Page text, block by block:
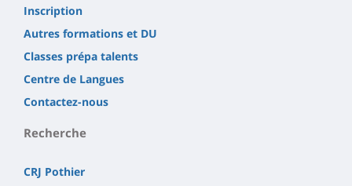
Inscription
Autres formations et DU
Classes prépa talents
Centre de Langues
Contactez-nous
Recherche
CRJ Pothier